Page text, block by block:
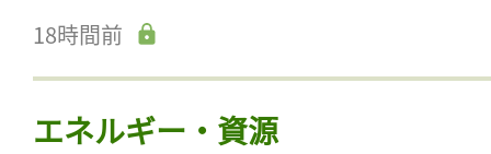
18時間前
エネルギー・資源